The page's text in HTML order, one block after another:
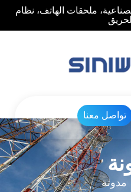
ملحقات الهاتف، نظام
معنا